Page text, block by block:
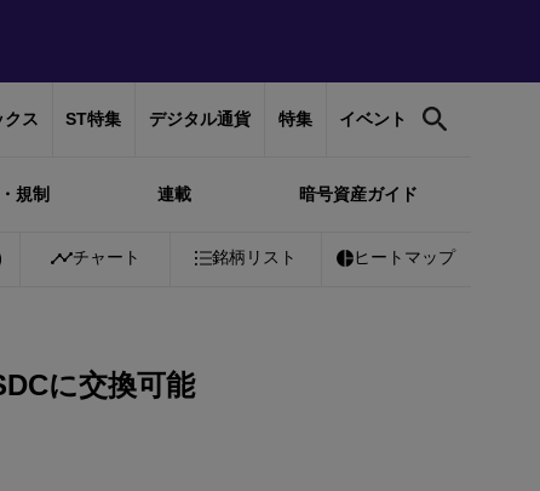
クス ST特集 デジタル通貨 特集 イベント
規制 連載 暗号資産ガイド
Bitcoin ￥10,184,764-0.45% Ethereum ￥301,511
チャート 銘柄リスト ヒートマップ
に交換可能